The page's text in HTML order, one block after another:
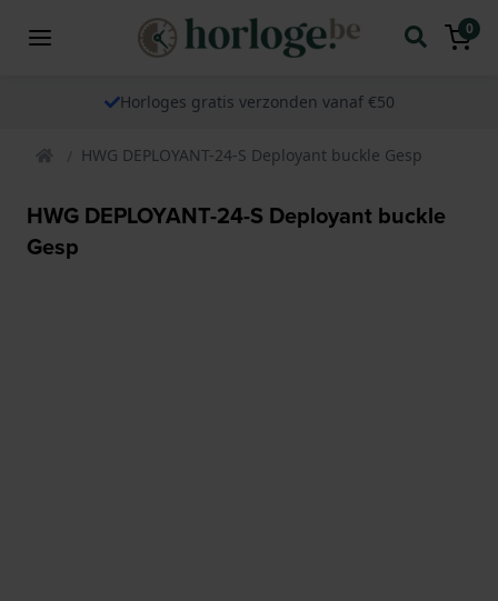
0
Horloges gratis verzonden vanaf €50
HWG DEPLOYANT-24-S Deployant buckle Gesp
HWG DEPLOYANT-24-S Deployant buckle
Gesp